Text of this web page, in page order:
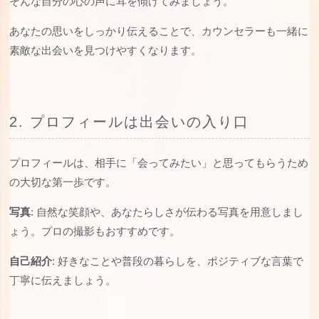
あなたの思いをしっかり伝えることで、カウンセラーも一緒に
素敵な出会いを見つけやすくなります。
2. プロフィールは出会いの入り口
プロフィールは、相手に「会ってみたい」と思ってもらうため
の大切な第一歩です。
写真: 自然な笑顔や、あなたらしさが伝わる写真を用意しまし
ょう。プロの撮影もおすすめです。
自己紹介: 好きなことや普段の暮らしを、ポジティブな言葉で
丁寧に伝えましょう。